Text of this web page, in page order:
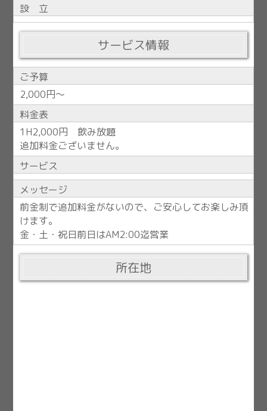
設 立
サービス情報
ご予算
2,000円〜
料金表
1H2,000円 飲み放題
追加料金ございません。
サービス
メッセージ
前金制で追加料金がないので、ご安心してお楽しみ頂
けます。
金・土・祝日前日はAM2:00迄営業
所在地